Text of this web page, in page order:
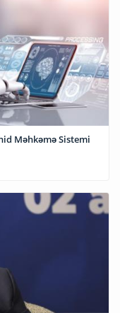
Məhkəmə Sistemi